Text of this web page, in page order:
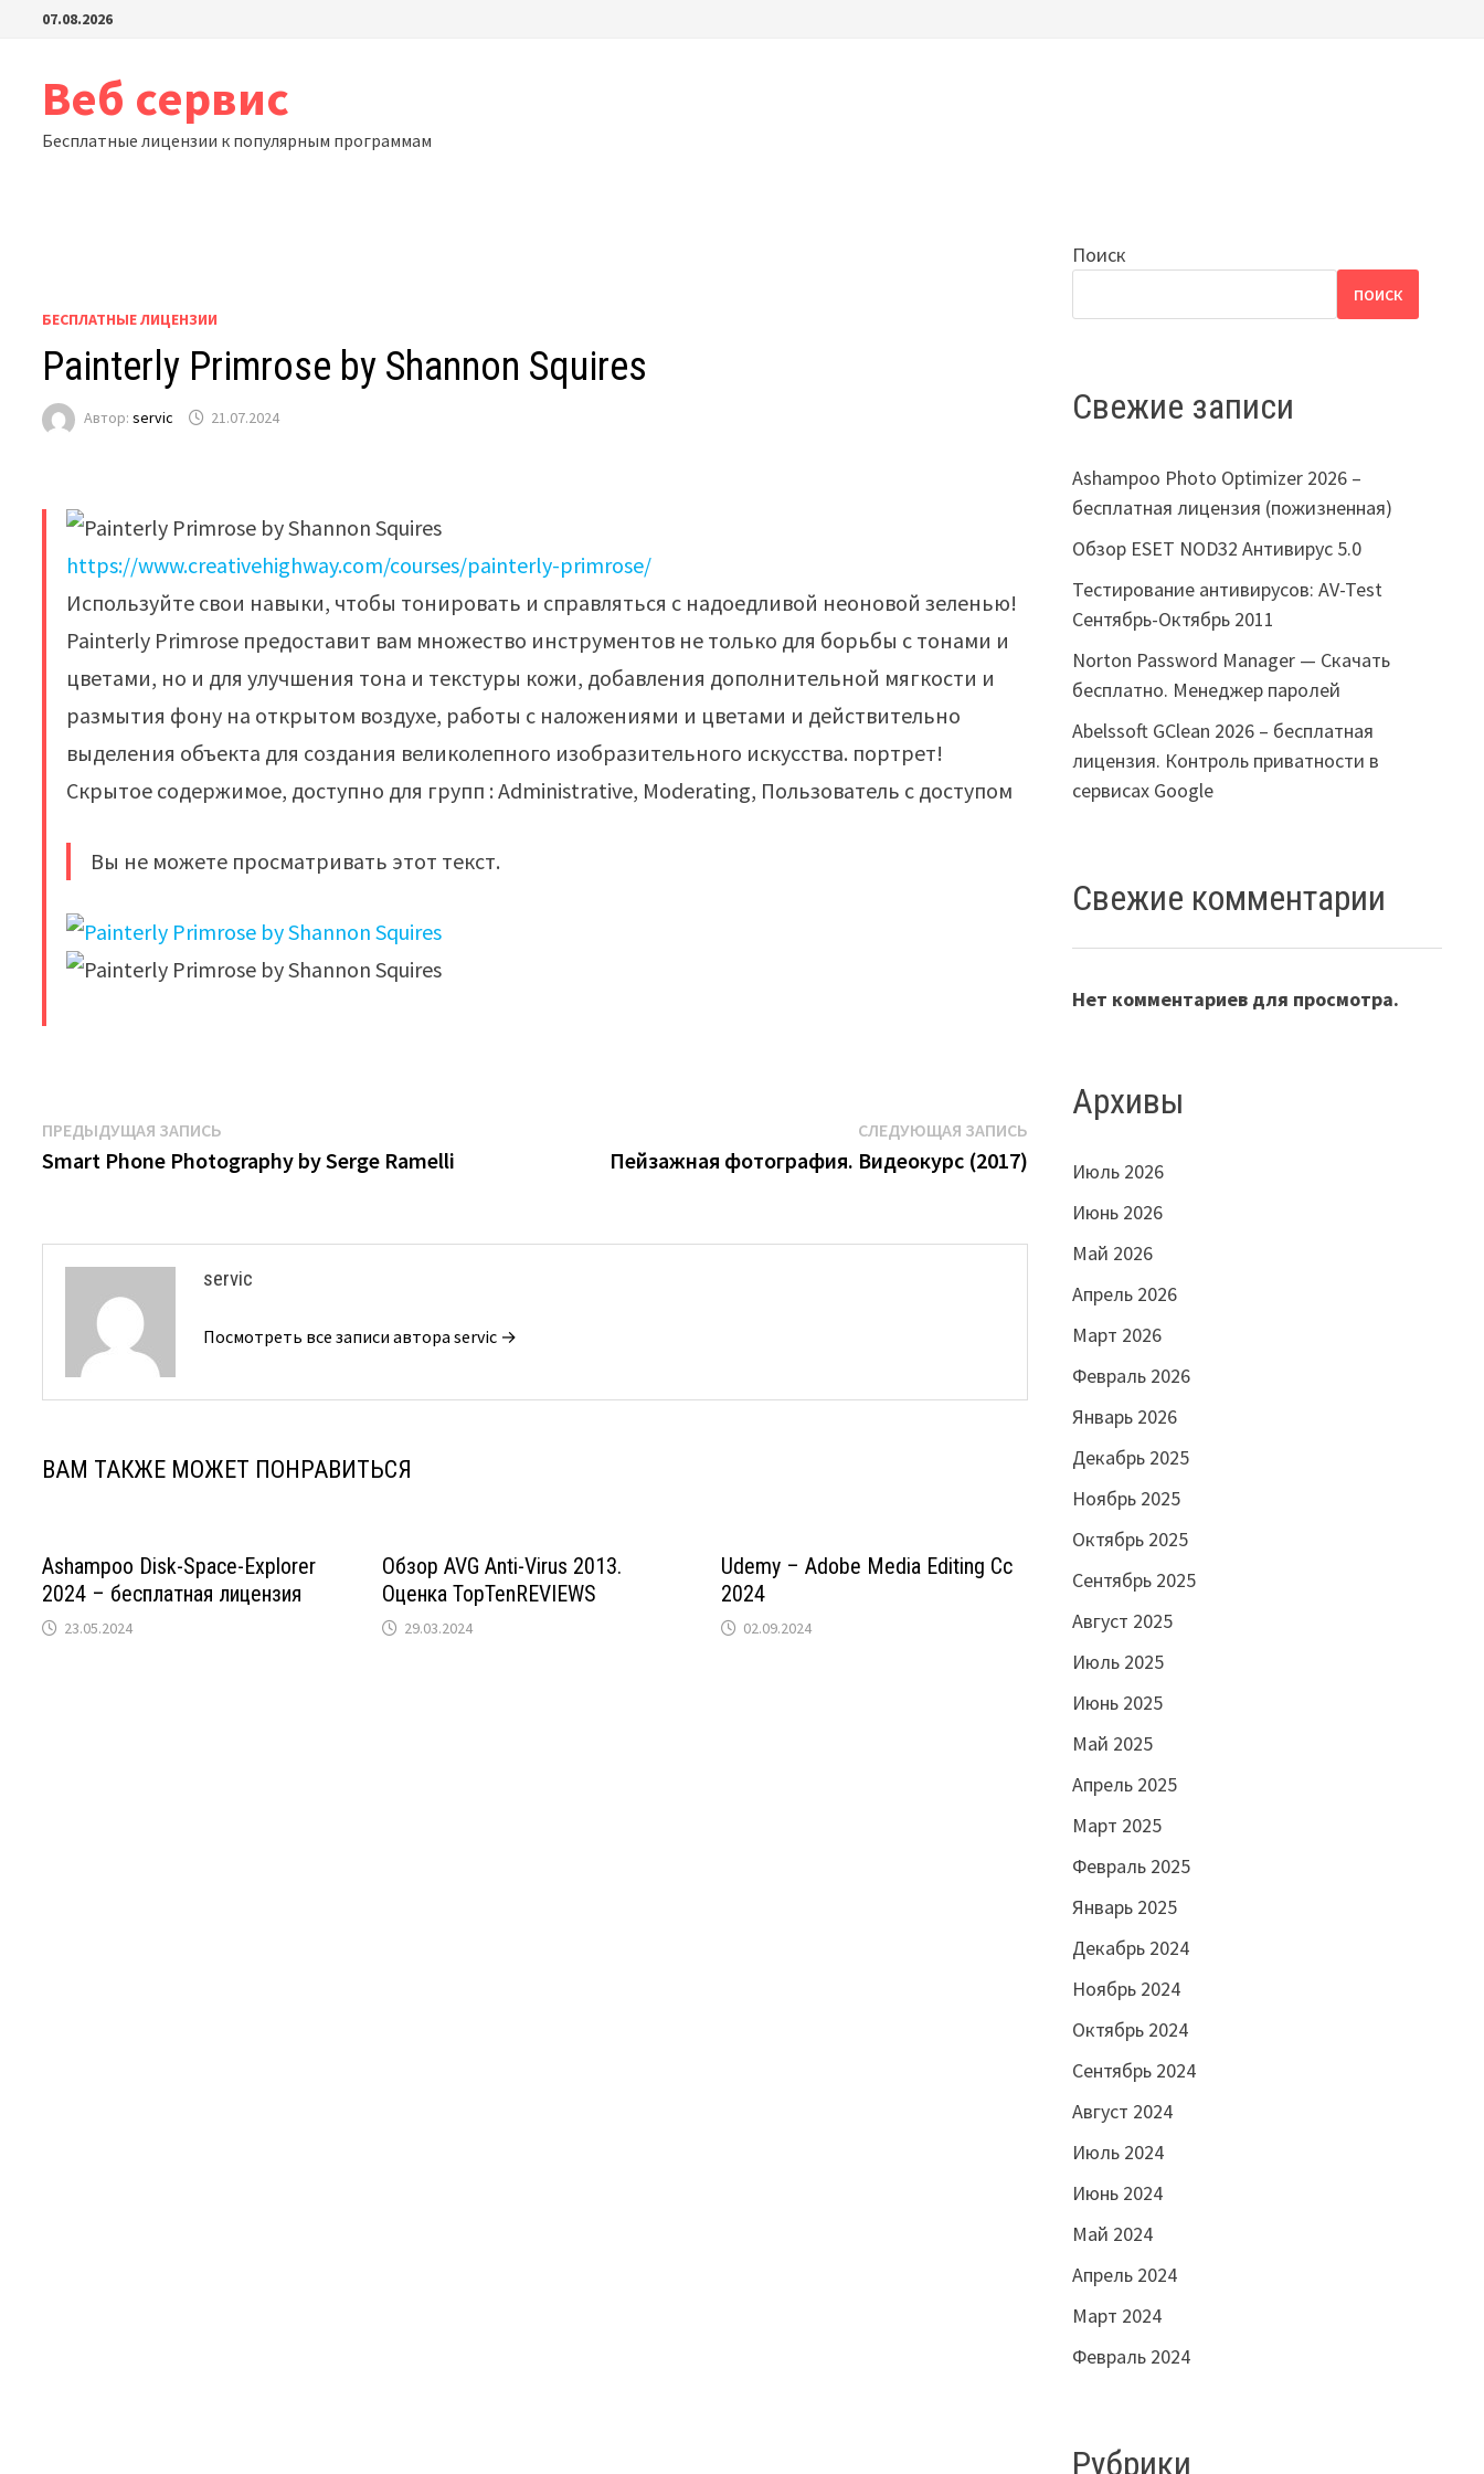
Перейти
содержимому
07.08.2026
Веб сервис
Бесплатные лицензии к популярным программам
БЕСПЛАТНЫЕ ЛИЦЕНЗИИ
Painterly Primrose by Shannon Squires
Автор:servic 21.07.2024
https://www.creativehighway.com/courses/painterly-primrose/
Используйте свои навыки, чтобы тонировать и справляться с надоедливой неоновой зеленью!
Painterly Primrose предоставит вам множество инструментов не только для борьбы с тонами и
цветами, но и для улучшения тона и текстуры кожи, добавления дополнительной мягкости и
размытия фону на открытом воздухе, работы с наложениями и цветами и действительно
выделения объекта для создания великолепного изобразительного искусства. портрет!
Скрытое содержимое, доступно для групп : Administrative, Moderating, Пользователь с доступом
Вы не можете просматривать этот текст.
Навигация
по
ПРЕДЫДУЩАЯ ЗАПИСЬ
запись:
Smart Phone Photography by Serge Ramelli
СЛЕДУЮЩАЯ ЗАПИСЬСледующая
запись:
Пейзажная фотография. Видеокурс (2017)
servic
Посмотреть все записи автора servic →
ВАМ ТАКЖЕ МОЖЕТ ПОНРАВИТЬСЯ
Ashampoo Disk-Space-Explorer
2024 – бесплатная лицензия
23.05.2024
Обзор AVG Anti-Virus 2013.
Оценка TopTenREVIEWS
29.03.2024
Udemy – Adobe Media Editing Cc
2024
02.09.2024
Поиск
ПОИСК
Свежие записи
Ashampoo Photo Optimizer 2026 –
бесплатная лицензия (пожизненная)
Обзор ESET NOD32 Антивирус 5.0
Тестирование антивирусов: AV-Test
Сентябрь-Октябрь 2011
Norton Password Manager — Скачать
бесплатно. Менеджер паролей
Abelssoft GClean 2026 – бесплатная
лицензия. Контроль приватности в
сервисах Google
Свежие комментарии
Нет комментариев для просмотра.
Архивы
Июль 2026
Июнь 2026
Май 2026
Апрель 2026
Март 2026
Февраль 2026
Январь 2026
Декабрь 2025
Ноябрь 2025
Октябрь 2025
Сентябрь 2025
Август 2025
Июль 2025
Июнь 2025
Май 2025
Апрель 2025
Март 2025
Февраль 2025
Январь 2025
Декабрь 2024
Ноябрь 2024
Октябрь 2024
Сентябрь 2024
Август 2024
Июль 2024
Июнь 2024
Май 2024
Апрель 2024
Март 2024
Февраль 2024
Рубрики